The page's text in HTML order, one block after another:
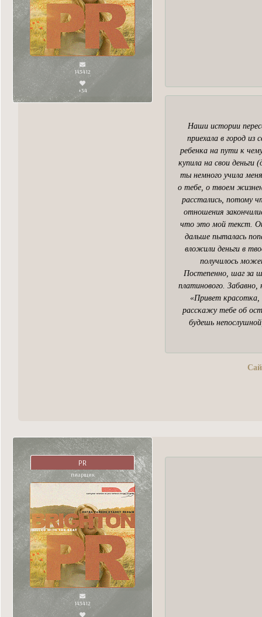
143412
+34
Наши истории
приехала в город из
ребенка на пути к
купила на свои
ты немного учила
о тебе, о твоем
расстались, потому
отношения
что это мой текст.
дальше пыталась
вложили деньги в
получилось
Постепенно, шаг за
платинового.
«Привет
расскажу тебе об
будешь
PR
пиарщик
143412